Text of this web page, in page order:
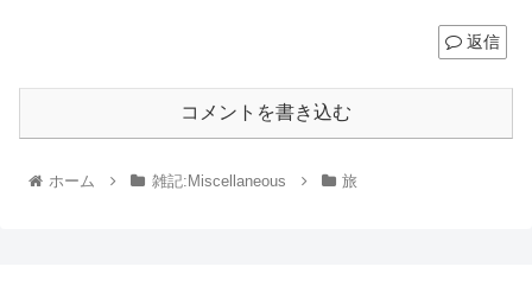
返信
コメントを書き込む
ホーム 雑記:Miscellaneous 旅